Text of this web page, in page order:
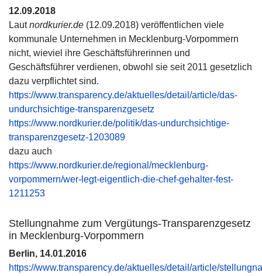
12.09.2018
Lautnordkurier.de (12.09.2018) veröffentlichen viele
kommunale Unternehmen in Mecklenburg-Vorpommern
nicht, wieviel ihre Geschäftsführerinnen und
Geschäftsführer verdienen, obwohl sie seit 2011 gesetzlich
dazu verpflichtet sind.
https://www.transparency.de/aktuelles/detail/article/das-
undurchsichtige-transparenzgesetz
https://www.nordkurier.de/politik/das-undurchsichtige-
transparenzgesetz-1203089
dazu auch
https://www.nordkurier.de/regional/mecklenburg-
vorpommern/wer-legt-eigentlich-die-chef-gehalter-fest-
1211253
Stellungnahme zum Vergütungs-Transparenzgesetz
in Mecklenburg-Vorpommern
Berlin, 14.01.2016
https://www.transparency.de/aktuelles/detail/article/